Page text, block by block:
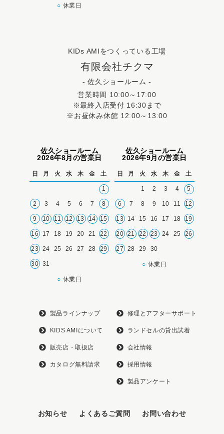
○ 休業日
KIDs AMIをつくっている工場
有限会社チクマ
- 佐久ショールーム -
営業時間 10:00～17:00
※最終入店受付 16:30まで
※お昼休み休館 12:00～13:00
佐久ショールーム
2026年8月の営業日
日 月 火 水 木 金 土
1
2 3 4 5 6 7 8
9 10 11 12 13 14 15
16 17 18 19 20 21 22
23 24 25 26 27 28 29
30 31
○ 休業日
佐久ショールーム
2026年9月の営業日
日 月 火 水 木 金 土
1 2 3 4 5
6 7 8 9 10 11 12
13 14 15 16 17 18 19
20 21 22 23 24 25 26
27 28 29 30
○ 休業日
製品ラインナップ
KIDS AMIについて
販売店・取扱店
カタログ無料請求
修理とアフターサポート
ランドセルの貸出試着
会社情報
採用情報
製品アンケート
お知らせ よくあるご質問 お問い合わせ